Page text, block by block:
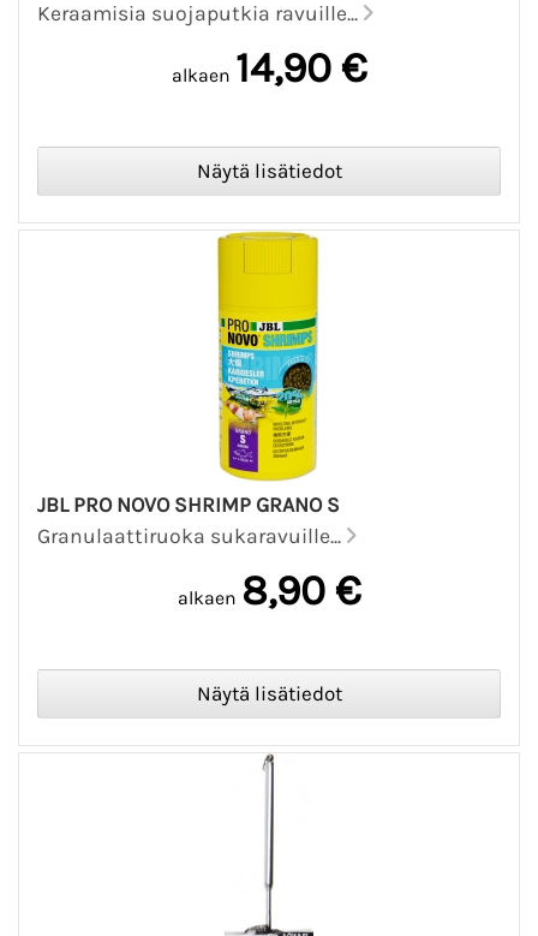
Keraamisia suojaputkia ravuille...
alkaen 14,90 €
JBL PRO NOVO SHRIMP GRANO S
Granulaattiruoka sukaravuille...
alkaen 8,90 €